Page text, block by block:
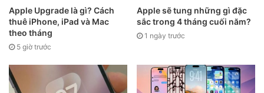
RAM 6 GB (được sử dụng trong các mẫu iPhone 13 Pro).
Apple rất có thể sẽ sử dụng lại A15 Bionic trên dòng iPhone
có thể đổi tên bộ vi xử lý thành A15X Bionic như đã làm với
A12Z trên dòng iPad Pro 2020 – thực chất là A12X có thêm
Apple Upgrade là gì? Cách
thuê iPhone, iPad và Mac
theo tháng
5 giờ trước
Apple sẽ tung những gì đặc
sắc trong 4 tháng cuối năm?
1 ngày trước